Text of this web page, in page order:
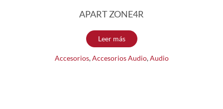
APART ZONE4R
Leer más
Accesorios,Accesorios Audio,Audio